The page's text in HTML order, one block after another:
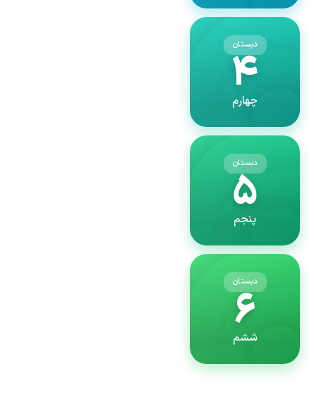
دبستان
۴
چهارم
دبستان
۵
پنجم
دبستان
۶
ششم